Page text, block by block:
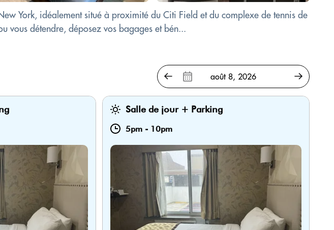
York, idéalement situé à proximité du Citi Field et du complexe de tennis de
vous détendre, déposez vos bagages et bén...
Salle de jour + Parking
5pm - 10pm